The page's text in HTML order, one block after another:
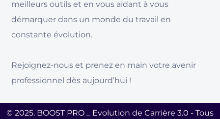
meilleurs outils et en vous aidant à vous
démarquer dans un monde du travail en
constante évolution.
Rejoignez-nous et prenez en main votre avenir
professionnel dès aujourd’hui !
© 2025. BOOST PRO _ Evolution de Carrière 3.0 - Tous